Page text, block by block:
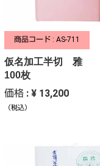
商品コード : AS-711
仮名加工半切 雅
100枚
価格 : ¥ 13,200
（税込）